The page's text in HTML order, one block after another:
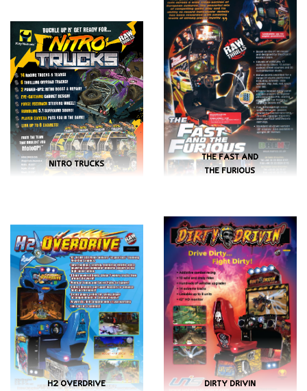
NITRO TRUCKS
THE FAST AND
THE FURIOUS
H2 OVERDRIVE DIRTY DRIVIN